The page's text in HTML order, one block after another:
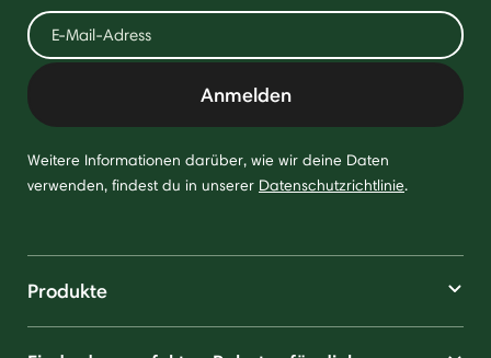
Anmelden
Weitere Informationen darüber, wie wir deine Daten
verwenden, findest du in unserer Datenschutzrichtlinie.
Produkte